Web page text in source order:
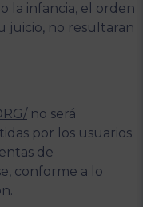
la infancia, el orden
juicio, no resultaran
no será
por los usuarios
de
conforme a lo